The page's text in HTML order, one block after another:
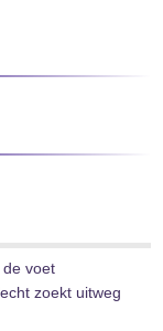
de voet
zoekt uitweg